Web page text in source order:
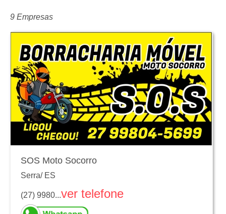
9 Empresas
SOS Moto Socorro
Serra/ ES
(27) 9980...ver telefone